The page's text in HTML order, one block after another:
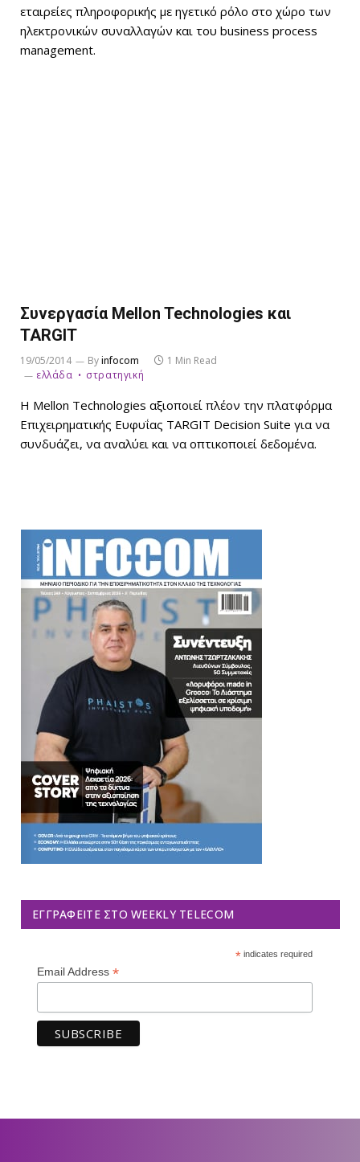
εταιρείες πληροφορικής με ηγετικό ρόλο στο χώρο των
ηλεκτρονικών συναλλαγών και του business process
management.
Συνεργασία Mellon Technologies και
TARGIT
19/05/2014 Byinfocom
1 Min Read
ελλάδα
στρατηγική
Η Mellon Technologies αξιοποιεί πλέον την πλατφόρμα
Επιχειρηματικής Ευφυΐας TARGIT Decision Suite για να
συνδυάζει, να αναλύει και να οπτικοποιεί δεδομένα.
ΕΓΓΡΑΦΕΊΤΕ ΣΤΟ WEEKLY TELECOM
*indicates required
Email Address *